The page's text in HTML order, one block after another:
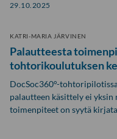
29.10.2025
KATRI-MARIA JÄRVINEN
Palautteesta
tohtorikoulutuksen
DocSoc360°-
palautteen käsittely ei
toimenpiteet on syytä